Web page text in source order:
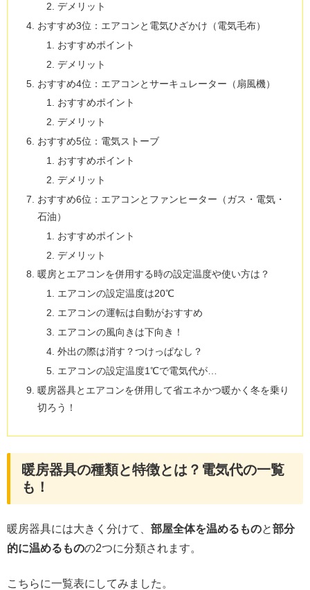
デメリット
おすすめ3位：エアコンと電気ひざかけ（電気毛布）
おすすめポイント
デメリット
おすすめ4位：エアコンとサーキュレーター（扇風機）
おすすめポイント
デメリット
おすすめ5位：電気ストーブ
おすすめポイント
デメリット
おすすめ6位：エアコンとファンヒーター（ガス・電気・
石油）
おすすめポイント
デメリット
暖房とエアコンを併用する時の設定温度や使い方は？
エアコンの設定温度は20℃
エアコンの運転は自動がおすすめ
エアコンの風向きは下向き！
外出の際は消す？つけっぱなし？
エアコンの設定温度1℃で電気代が…
暖房器具とエアコンを併用して省エネかつ暖かく冬を乗り
切ろう！
暖房器具の種類と特徴とは？電気代の一覧
も！
暖房器具には大きく分けて、 部屋全体を温めるものと部分
的に温めるものの2つに分類されます。
こちらに一覧表にしてみました。